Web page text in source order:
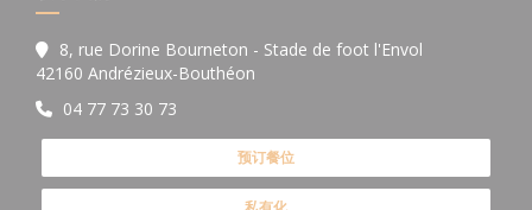
8, rue Dorine Bourneton - Stade de foot l'Envol
42160 Andrézieux-Bouthéon
04 77 73 30 73
预订餐位